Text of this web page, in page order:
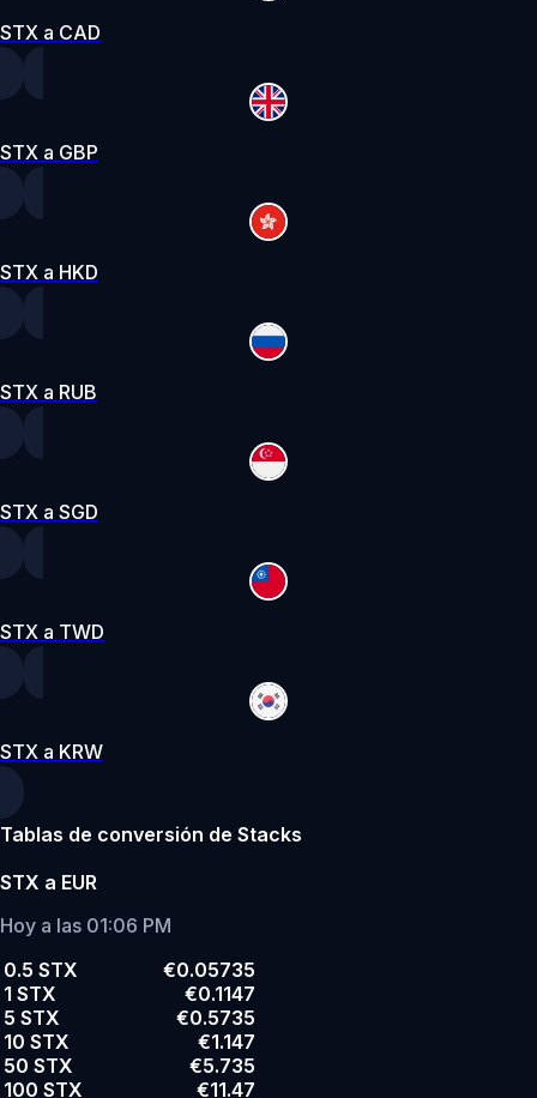
STX a CAD
STX a GBP
STX a HKD
STX a RUB
STX a SGD
STX a TWD
STX a KRW
Tablas de conversión de Stacks
STX a EUR
Hoy a las 01:06 PM
0.5 STX
€0.05735
1 STX
€0.1147
5 STX
€0.5735
10 STX
€1.147
50 STX
€5.735
100 STX
€11.47